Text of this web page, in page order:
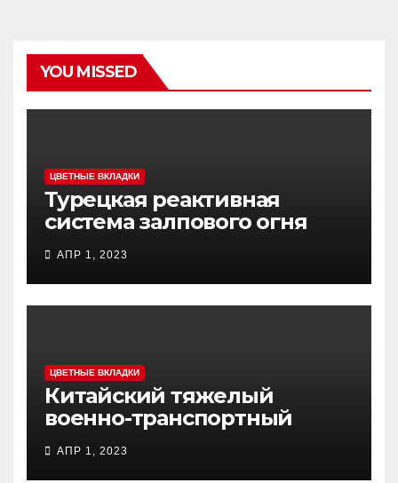
YOU MISSED
ЦВЕТНЫЕ ВКЛАДКИ
Турецкая реактивная
система залпового огня
MCL (Multi-Caliber Launcher)
АПР 1, 2023
ЦВЕТНЫЕ ВКЛАДКИ
Китайский тяжелый
военно-транспортный
самолет (BTC) Y-20
(«ЮНЬ-20») «Куньпин»
АПР 1, 2023